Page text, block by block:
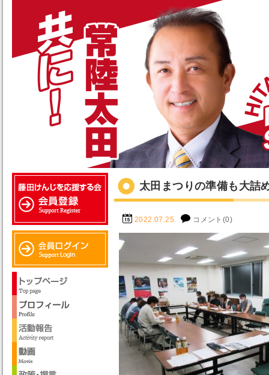
太田まつりの準備も大詰
2022.07.25. コメント(0)